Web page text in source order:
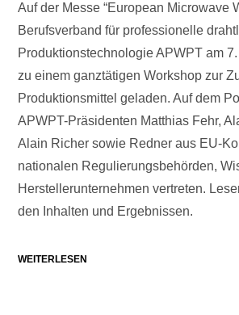
Auf der Messe “European Microwave
Berufsverband für professionelle
Produktionstechnologie APWPT am
zu einem ganztätigen Workshop zur
Produktionsmittel geladen. Auf dem
APWPT-Präsidenten Matthias Fehr,
Alain Richer sowie Redner aus EU-
nationalen Regulierungsbehörden,
Herstellerunternehmen vertreten.
den Inhalten und Ergebnissen.
WEITERLESEN